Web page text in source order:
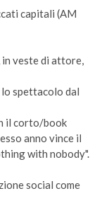
capitali (AM
in veste di attore,
lo spettacolo dal
il corto/book
anno vince il
with nobody".
social come